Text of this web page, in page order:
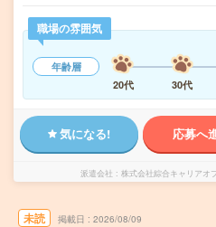
職場の雰囲気
年齢層
20代
30代
気になる! 応募へ
派遣会社 株式会社綜合キャリアオ
未読 掲載日 2026/08/09